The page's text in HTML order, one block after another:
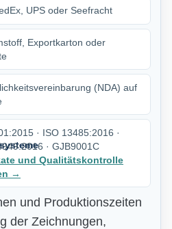
UPS oder Seefracht
Exportkarton oder
(NDA) auf
· ISO 13485:2016 ·
· GJB9001C
und Qualitätskontrolle
→
und Produktionszeiten
der Zeichnungen,